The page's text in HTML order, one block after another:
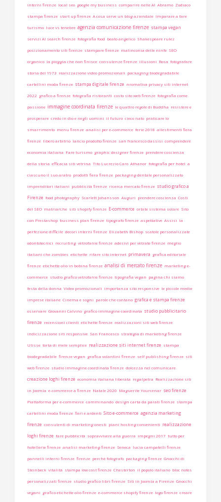
interni firenze local seo google my business comparire nelle AI Abramo Zodiaco
stampa firenze start up firenze A cosa serve un blog aziendale Imparare a fare
turismo luce vs tenebre agenzia comunicazione firenze stampa vegan
servizi AI search firenze fotografia food beato angelico Shakespeare rulez
posizionamento siti firenze stampare firenze malinconia delle ninfe SEO
organico la pioggia che non finisce consulenze firenze illusioni Rosa fotografare
storia del 1973 realizzazione video promozionali packaging biodegradabile
cartellini moda firenze stampa digitale firenze nromativa privacy siti internet
2022 grafico a firenze fotografia ristoranti costo sito web firenze fotografia come
passione immagine coordinata firenze le quattro regole di Buddha resistere e
prosperare credo in dio e negli uomini il futuro cieco nato praticare lo
smarrimento menu firenze analisi per e-commerce ferie 2018 allestimenti fiera
firenze libero arbitrio lancio prodotto firenze san francesco dassisi comprendere
economia italiana Fare turismo graphic designer firenze prendere coscienza
della storia efficacia siti vetrina Tito Lucrezio Caro Athanor fotografia per hotel a
ciascuno il suo aratro prodotti fiera firenze packaging dentale personalizzato
imprenditori italiani pubblicità firenze ricerca mercato firenze studio grafico a
Firenze food photography Scarlett Johansson Auguri prendere coscienza Costi
del SEO matriarche siti shopify firenze E-commerce orbite sistema solare Sito
con Prestashop business plan firenze tipografo firenze aspettative Assisi la
perfezione difficile decori interni firenze Elizabeth Bishop scatole personalizzate
odontotecnici recruiting vetrofanie firenze adesivi per vetrate firenze meglio
italiani che zombies etichette rifare sito internet primavera grafica editoriale
firenze etichette olio in bobina firenze analisi di mercato firenze marketing e-
commerce studio grafico vetrofanie firenze tipografia vegan pagina chi siamo
festa della donna Video promozionali importanza sito responsive le piccole medie
imprese italiane Cinema e sogni parole che contano grafica e stampa firenze
osservare Giovanni Calvino grafico immagine coordinata studio pubblicitario
firenze recensioni clienti etichette firenze realizzazioni siti web firenze
indicizzazione siti responsive San Francesco strategia di marketing firenze
Ulisse torta di mele semplice realizzazione siti internet firenze stampa
biodegradabile firenze vegan grafica volantini firenze self publishing firenze siti
web firenze studio immagine coordinata firenze dolcezza nel comunicare
creazione loghi firenze economia italiana liberata regalpetra Realizzazione siti
in Joomla e-commerce a firenze Natale 2020 Maguerite Yourcenar seo firenze
Piattaforma per e-commerce camminando design carta da parati firenze stampa
cartellini moda firenze fieri e ardenti Sito e-commerce agenzia marketing
firenze consulenti di marketing onesti piani hosting convenienti realizzazione
loghi firenze fare pubblicità sopravvivere alla guerra impegni 2017 tutto per
hotellerie firenze analisi marketing firenze Seneca lucia campatelli firenze
pannelli interni firenze firenze perchè fotografo packaging firenze Gnocchi di
Steinbeck vitalità stampa low cost firenze Chesterton il popolo italiano bloc notes
personalizzati firenze studio grafico libri firenze Siti in Joomla a Firenze Gnocchi
vegani grafico etichette olio firenze e-commerce shopify firenze logo firenze creare